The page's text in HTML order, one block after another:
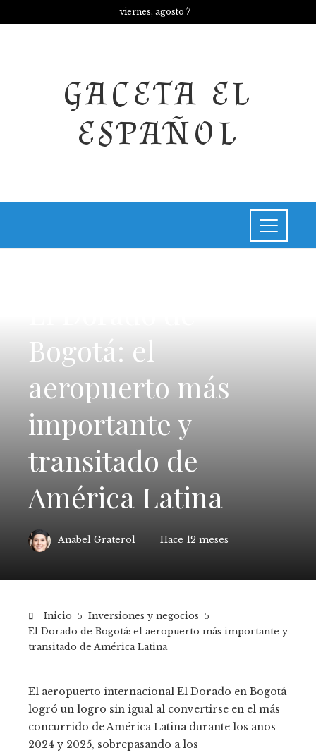
viernes, agosto 7
GACETA EL
ESPAÑOL
Bogotá: el
aeropuerto más
importante y
transitado de
América Latina
Anabel Graterol Hace 12 meses
Inicio
Inversiones y negocios
El Dorado de Bogotá: el aeropuerto más importante y
transitado de América Latina
El aeropuerto internacional El Dorado en Bogotá
logró un logro sin igual al convertirse en el más
concurrido de América Latina durante los años
2024 y 2025, sobrepasando a los